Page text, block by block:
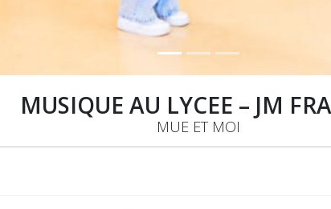
MUSIQUE AU LYCEE – JM
MUE ET MOI